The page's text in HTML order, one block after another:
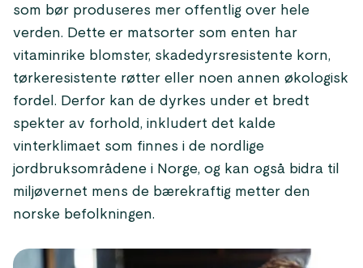
som bør produseres mer offentlig over hele
verden. Dette er matsorter som enten har
vitaminrike blomster, skadedyrsresistente korn,
tørkeresistente røtter eller noen annen økologisk
fordel. Derfor kan de dyrkes under et bredt
spekter av forhold, inkludert det kalde
vinterklimaet som finnes i de nordlige
jordbruksområdene i Norge, og kan også bidra til
miljøvernet mens de bærekraftig metter den
norske befolkningen.